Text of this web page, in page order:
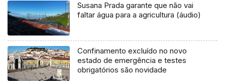
Susana Prada garante que não vai
faltar água para a agricultura (áudio)
Confinamento excluído no novo
estado de emergência e testes
obrigatórios são novidade